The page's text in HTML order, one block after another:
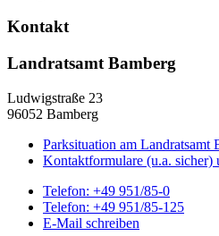
Kontakt
Landratsamt Bamberg
Ludwigstraße 23
96052 Bamberg
Parksituation am Landratsamt
Kontaktformulare (u.a. sicher)
Telefon: +49 951/85-0
Telefon: +49 951/85-125
E-Mail schreiben